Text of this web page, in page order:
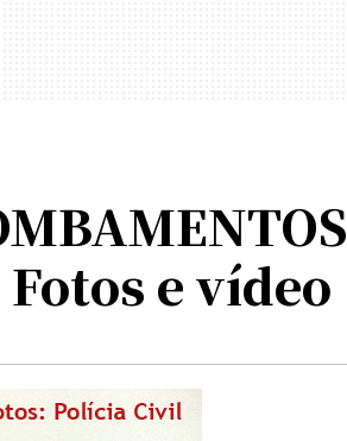
Fotos e vídeo